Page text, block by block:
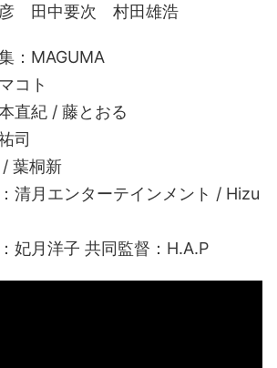
彦 田中要次 村田雄浩
：MAGUMA
コト
直紀 / 藤とおる
司
葉桐新
清月エンターテインメント / Hizu
妃月洋子 共同監督：H.A.P